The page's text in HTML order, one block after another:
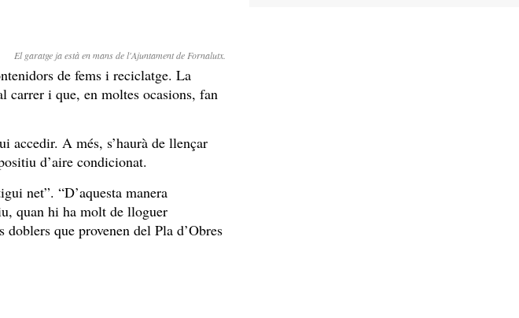
El garatge ja està en mans de l'Ajuntament de Fornalutx.
de fems i reciclatge. La
carrer i que, en moltes ocasions, fan
accedir. A més, s’haurà de llençar
d’aire condicionat.
net”. “D’aquesta manera
quan hi ha molt de lloguer
que provenen del Pla d’Obres